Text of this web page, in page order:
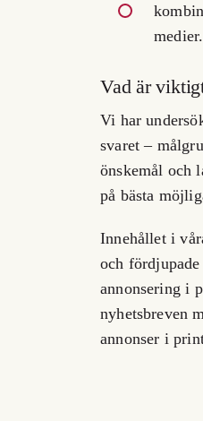
medier.
Vad är
Vi har
svaret –
önskemål och
på bästa
Innehållet i
och
annonsering i
nyhetsbreven
annonser i